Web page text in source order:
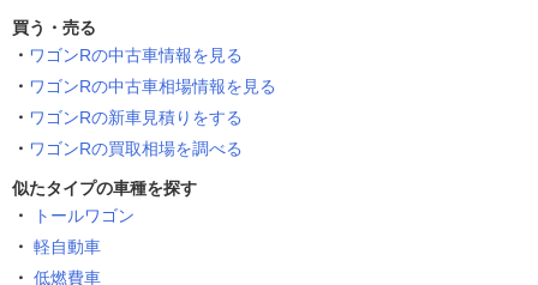
買う・売る
ワゴンRの中古車情報を見る
ワゴンRの中古車相場情報を見る
ワゴンRの新車見積りをする
ワゴンRの買取相場を調べる
似たタイプの車種を探す
トールワゴン
軽自動車
低燃費車